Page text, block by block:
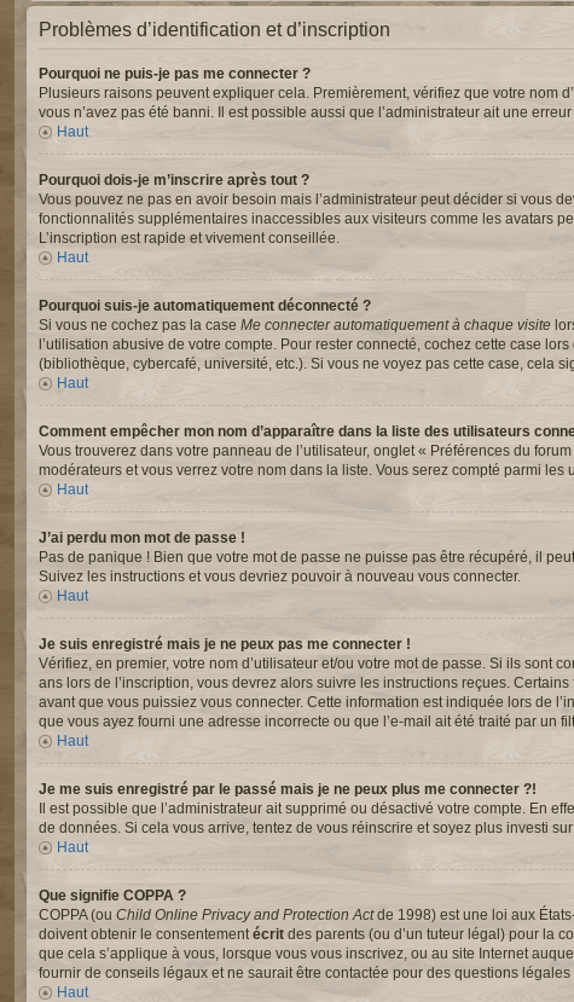
Problèmes d’identification et d’inscription
Pourquoi ne puis-je pas me connecter ?
Plusieurs raisons peuvent expliquer cela. Premièrement, vérifiez que votre nom
vous n’avez pas été banni. Il est possible aussi que l’administrateur ait une
Haut
Pourquoi dois-je m’inscrire après tout ?
Vous pouvez ne pas en avoir besoin mais l’administrateur peut décider si vous
fonctionnalités supplémentaires inaccessibles aux visiteurs comme les avatars
L’inscription est rapide et vivement conseillée.
Haut
Pourquoi suis-je automatiquement déconnecté ?
Si vous ne cochez pas la case Me connecter automatiquement à chaque visite
l’utilisation abusive de votre compte. Pour rester connecté, cochez cette case
(bibliothèque, cybercafé, université, etc.). Si vous ne voyez pas cette case, cela
Haut
Comment empêcher mon nom d’apparaître dans la liste des utilisateurs
Vous trouverez dans votre panneau de l’utilisateur, onglet « Préférences du forum
modérateurs et vous verrez votre nom dans la liste. Vous serez compté parmi les
Haut
J’ai perdu mon mot de passe !
Pas de panique ! Bien que votre mot de passe ne puisse pas être récupéré, il
Suivez les instructions et vous devriez pouvoir à nouveau vous connecter.
Haut
Je suis enregistré mais je ne peux pas me connecter !
Vérifiez, en premier, votre nom d’utilisateur et/ou votre mot de passe. Si ils sont
ans lors de l’inscription, vous devrez alors suivre les instructions reçues.
avant que vous puissiez vous connecter. Cette information est indiquée lors de
que vous ayez fourni une adresse incorrecte ou que l’e-mail ait été traité par un
Haut
Je me suis enregistré par le passé mais je ne peux plus me connecter ?!
Il est possible que l’administrateur ait supprimé ou désactivé votre compte. En
de données. Si cela vous arrive, tentez de vous réinscrire et soyez plus investi sur
Haut
Que signifie COPPA ?
COPPA (ou Child Online Privacy and Protection Actde 1998) est une loi aux
doivent obtenir le consentement écrit des parents (ou d’un tuteur légal) pour la
que cela s’applique à vous, lorsque vous vous inscrivez, ou au site Internet
fournir de conseils légaux et ne saurait être contactée pour des questions
Haut